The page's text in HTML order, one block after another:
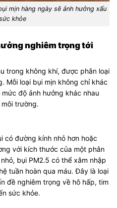
mịn hàng ngày sẽ ảnh hưởng xấu
khỏe
nghiêm trọng tới
trong không khí, được phân loại
Mỗi loại bụi mịn không chỉ khác
độ ảnh hưởng khác nhau
trường.
có đường kính nhỏ hơn hoặc
với kích thước của một phân
bụi PM2.5 có thể xâm nhập
tuần hoàn qua máu. Đây là loại
đề nghiêm trọng về hô hấp, tim
sức khỏe.